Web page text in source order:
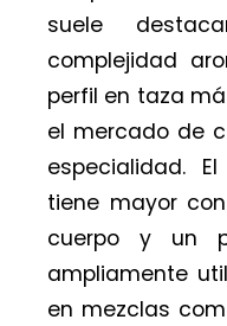
suele
complejidad
perfil en taza
el mercado de
especialidad.
tiene mayor
cuerpo y un
ampliamente
en mezclas